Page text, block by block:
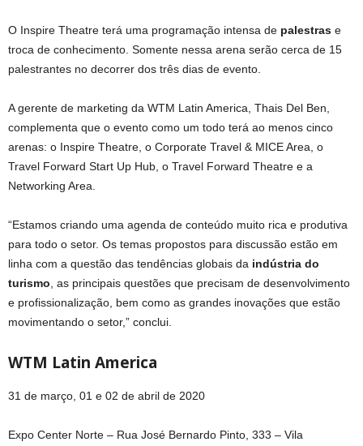
O Inspire Theatre terá uma programação intensa de palestras e
troca de conhecimento. Somente nessa arena serão cerca de 15
palestrantes no decorrer dos três dias de evento.
A gerente de marketing da WTM Latin America, Thais Del Ben,
complementa que o evento como um todo terá ao menos cinco
arenas: o Inspire Theatre, o Corporate Travel & MICE Area, o
Travel Forward Start Up Hub, o Travel Forward Theatre e a
Networking Area.
“Estamos criando uma agenda de conteúdo muito rica e produtiva
para todo o setor. Os temas propostos para discussão estão em
linha com a questão das tendências globais da indústria do
turismo , as principais questões que precisam de desenvolvimento
e profissionalização, bem como as grandes inovações que estão
movimentando o setor,” conclui.
WTM Latin America
31 de março, 01 e 02 de abril de 2020
Expo Center Norte – Rua José Bernardo Pinto, 333 – Vila